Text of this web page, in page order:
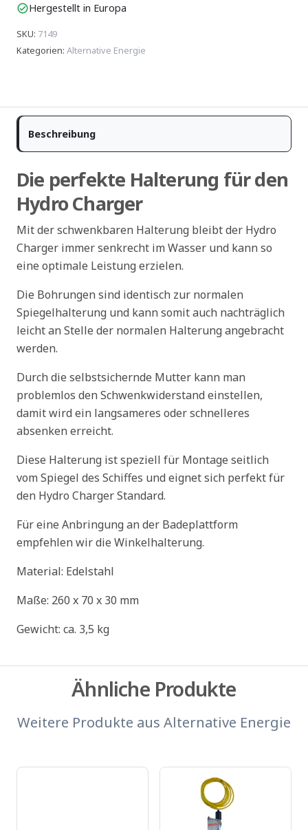
check_circleHergestellt in Europa
SKU: 7149
Kategorien: Alternative Energie
Beschreibung
Die perfekte Halterung für den
Hydro Charger
Mit der schwenkbaren Halterung bleibt der Hydro
Charger immer senkrecht im Wasser und kann so
eine optimale Leistung erzielen.
Die Bohrungen sind identisch zur normalen
Spiegelhalterung und kann somit auch nachträglich
leicht an Stelle der normalen Halterung angebracht
werden.
Durch die selbstsichernde Mutter kann man
problemlos den Schwenkwiderstand einstellen,
damit wird ein langsameres oder schnelleres
absenken erreicht.
Diese Halterung ist speziell für Montage seitlich
vom Spiegel des Schiffes und eignet sich perfekt für
den Hydro Charger Standard.
Für eine Anbringung an der Badeplattform
empfehlen wir die Winkelhalterung.
Material: Edelstahl
Maße: 260 x 70 x 30 mm
Gewicht: ca. 3,5 kg
Ähnliche Produkte
Weitere Produkte aus Alternative Energie